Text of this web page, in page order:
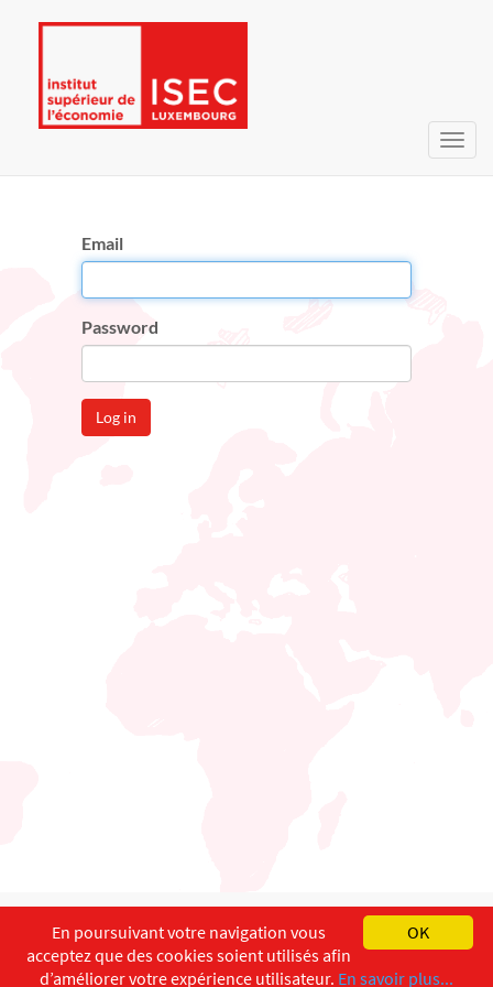
Email
Password
Log in
English Français
Copyright ©ISEC-AdW Impressum
OK
En poursuivant votre navigation vous
acceptez que des cookies soient utilisés afin
d’améliorer votre expérience utilisateur. En savoir plus...